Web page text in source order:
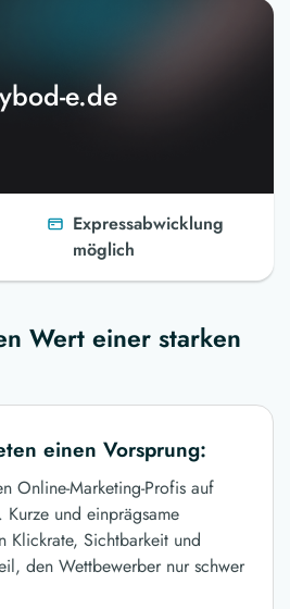
e.de
Expressabwicklung
möglich
Wert einer starken
einen Vorsprung:
Online-Marketing-Profis auf
Kurze und einprägsame
Klickrate, Sichtbarkeit und
den Wettbewerber nur schwer